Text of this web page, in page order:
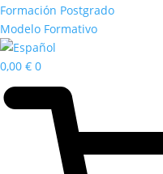
Formación Postgrado
Modelo Formativo
0,00 € 0